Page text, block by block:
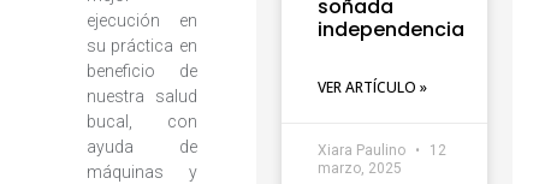
ejecución en
su práctica en
beneficio de
nuestra salud
bucal, con
ayuda de
máquinas y
soñada
independencia
VER ARTÍCULO »
Xiara Paulino
12
marzo, 2025